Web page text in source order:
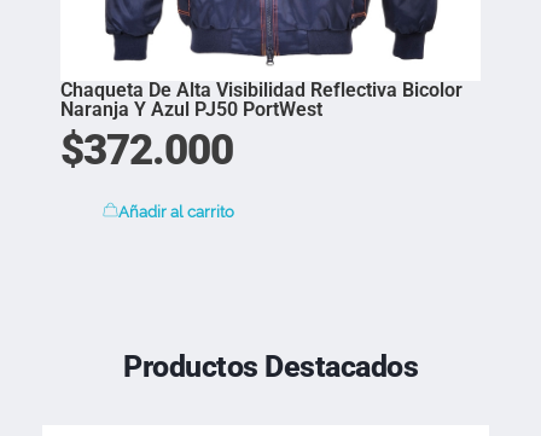
Chaqueta De Alta Visibilidad Reflectiva Bicolor
Naranja Y Azul PJ50 PortWest
$372.000
Añadir al carrito
Productos Destacados